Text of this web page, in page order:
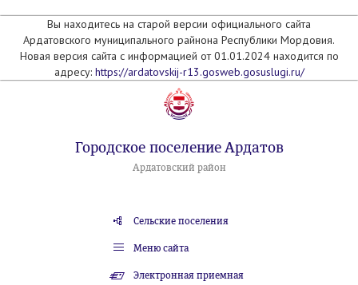
Вы находитесь на старой версии официального сайта
Ардатовского муниципального райнона Республики Мордовия.
Новая версия сайта с информацией от 01.01.2024 находится по
адресу: https://ardatovskij-r13.gosweb.gosuslugi.ru/
Городское поселение Ардатов
Ардатовский район
Сельские поселения
Меню сайта
Электронная приемная